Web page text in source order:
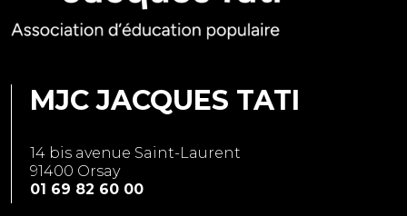
MJC JACQUES TATI
14 bis avenue Saint-Laurent
91400 Orsay
01 69 82 60 00